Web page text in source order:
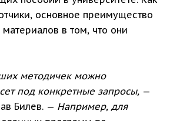
основное преимущество
в том, что они
методичек можно
под конкретные запросы, —
Билев. — Например, для